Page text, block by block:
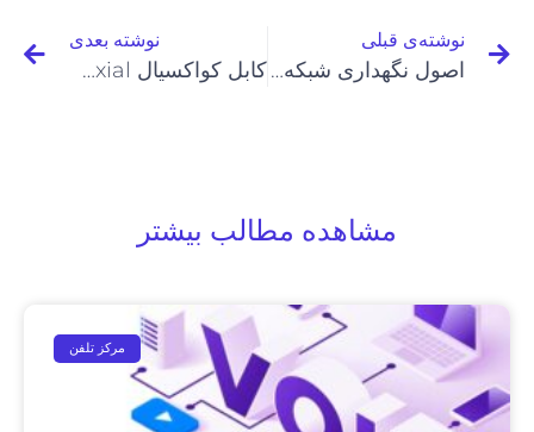
نوشته‌ی قبلی
اصول نگهداری شبکه و اجرای شبکه LAN
نوشته بعدی
کابل کواکسیال Coaxial چیست؟
مشاهده مطالب بیشتر
مرکز تلفن